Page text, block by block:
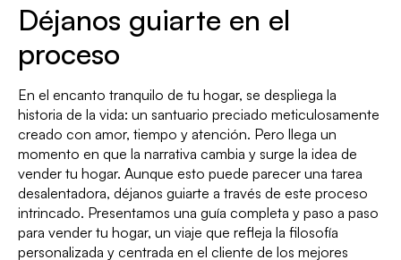
Déjanos guiarte en el
proceso
En el encanto tranquilo de tu hogar, se despliega la
historia de la vida: un santuario preciado meticulosamente
creado con amor, tiempo y atención. Pero llega un
momento en que la narrativa cambia y surge la idea de
vender tu hogar. Aunque esto puede parecer una tarea
desalentadora, déjanos guiarte a través de este proceso
intrincado. Presentamos una guía completa y paso a paso
para vender tu hogar, un viaje que refleja la filosofía
personalizada y centrada en el cliente de los mejores